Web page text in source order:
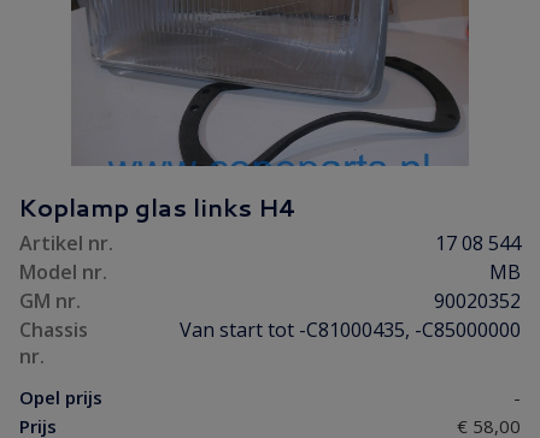
Koplamp glas links H4
Artikel nr.
17 08 544
Model nr.
MB
GM nr.
90020352
Chassis
nr.
Van start tot -C81000435, -C85000000
Opel prijs
-
Prijs
€ 58,00